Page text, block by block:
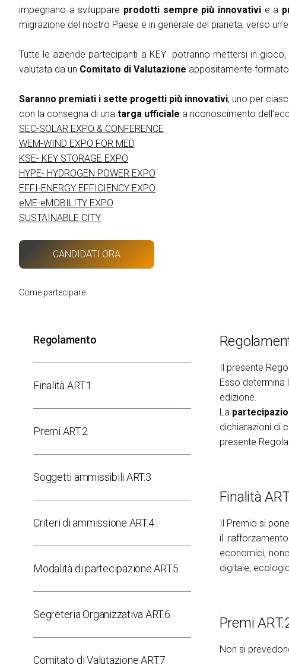
Richiedi un preventivo
Perchè esporre
Pacchetti di visibilità
VISITARE
Perchè visitare
Info utili visitatori
Catalogo espositori
Area riservata visitatori
Biglietti
EVENTI
On Demand
Call for paper
Comitato Tecnico Scientifico
MEDIA ROOM
Info e contatti
Servizi per i media
Come arrivare
Accessibilità di quartiere
Faq
Richiedi Info
INSIGHT
Green Jobs & Skills
ORGANIZZA IL TUO SOGGIORNO
impegnano a sviluppare prodotti sempre più innovativi e a
migrazione del nostro Paese e in generale del pianeta, verso
Tutte le aziende partecipanti a KEY potranno mettersi in
valutata da un Comitato di Valutazione appositamente
Saranno premiati i sette progetti più innovativi, uno per
con la consegna di una targa ufficiale a riconoscimento
SEC-SOLAR EXPO & CONFERENCE
WEM-WIND EXPO FOR MED
KSE- KEY STORAGE EXPO
HYPE- HYDROGEN POWER EXPO
EFFI-ENERGY EFFICIENCY EXPO
eME-eMOBILITY EXPO
SUSTAINABLE CITY
CANDIDATI ORA
Come partecipare
Regolamento
Finalità ART.1
Premi ART.2
Soggetti ammissibili ART.3
Criteri di ammissione ART.4
Modalità di partecipazione ART.5
Segreteria Organizzativa ART.6
Comitato di Valutazione ART.7
Il presente
Esso determina
edizione.
La
dichiarazioni di
presente
Finalità
Il Premio si
il
economici,
digitale,
Premi
Non si